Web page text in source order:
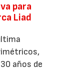
para
Liad
años de